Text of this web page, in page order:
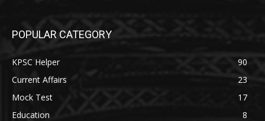
POPULAR CATEGORY
KPSC Helper
90
Current Affairs
23
Mock Test
17
Education
8